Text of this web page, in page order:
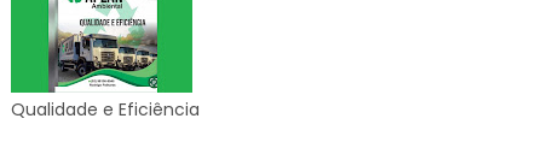
Qualidade e Eficiência